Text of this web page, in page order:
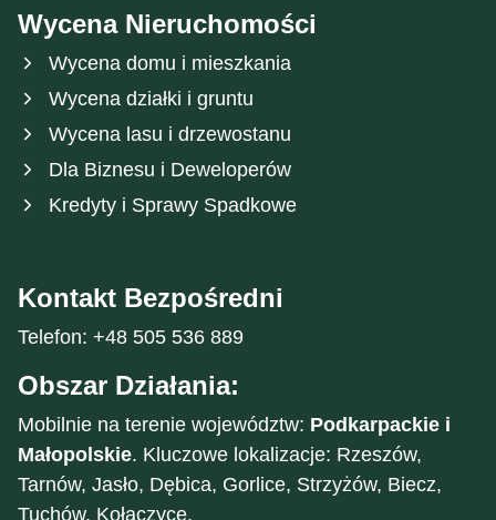
Wycena Nieruchomości
Wycena domu i mieszkania
Wycena działki i gruntu
Wycena lasu i drzewostanu
Dla Biznesu i Deweloperów
Kredyty i Sprawy Spadkowe
Kontakt Bezpośredni
Telefon: +48 505 536 889
Obszar Działania:
Mobilnie na terenie województw: Podkarpackie i
Małopolskie. Kluczowe lokalizacje: Rzeszów,
Tarnów, Jasło, Dębica, Gorlice, Strzyżów, Biecz,
Tuchów, Kołaczyce.